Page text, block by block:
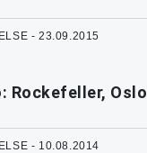
- 23.09.2015
Rockefeller, Oslo
- 10.08.2014